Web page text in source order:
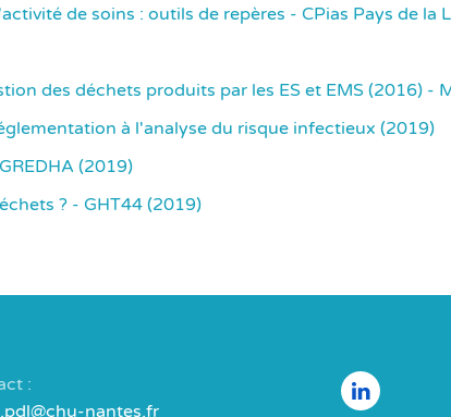
de soins : outils de repères - CPias Pays de la
des déchets produits par les ES et EMS (2016) -
à l'analyse du risque infectieux (2019)
(2019)
? - GHT44 (2019)
:
nantes.fr